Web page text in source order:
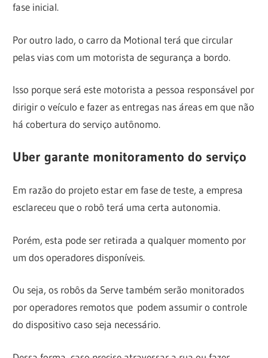
fase inicial.
Por outro lado, o carro da Motional terá que circular
pelas vias com um motorista de segurança a bordo.
Isso porque será este motorista a pessoa responsável por
dirigir o veículo e fazer as entregas nas áreas em que não
há cobertura do serviço autônomo.
Uber garante monitoramento do serviço
Em razão do projeto estar em fase de teste, a empresa
esclareceu que o robô terá uma certa autonomia.
Porém, esta pode ser retirada a qualquer momento por
um dos operadores disponíveis.
Ou seja, os robôs da Serve também serão monitorados
por operadores remotos que podem assumir o controle
do dispositivo caso seja necessário.